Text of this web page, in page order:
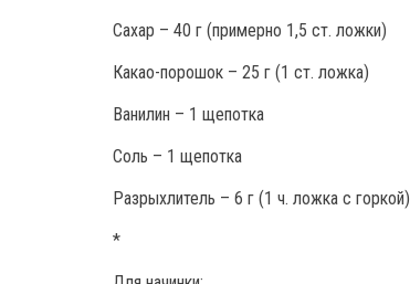
Сахар – 40 г (примерно 1,5 ст. ложки)
Какао-порошок – 25 г (1 ст. ложка)
Ванилин – 1 щепотка
Соль – 1 щепотка
Разрыхлитель – 6 г (1 ч. ложка с горкой)
*